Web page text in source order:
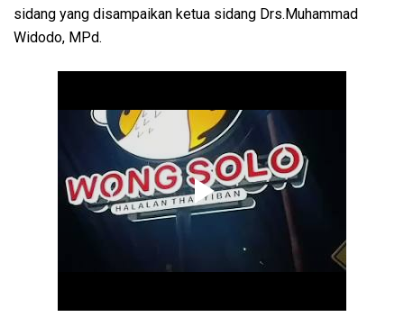
sidang yang disampaikan ketua sidang Drs.Muhammad
Widodo, MPd.